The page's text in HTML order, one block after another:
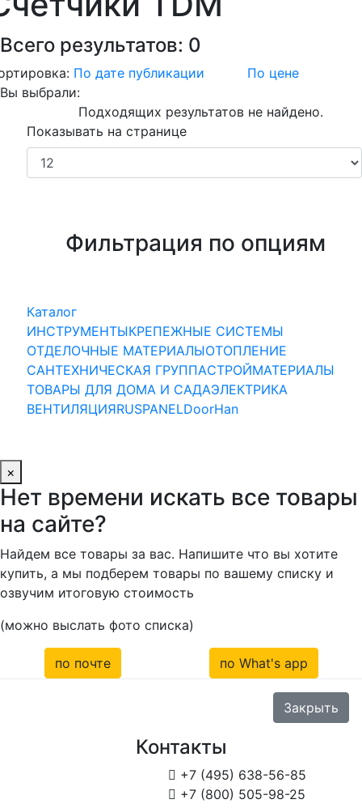
Всего результатов: 0
По дате публикации
По цене
Вы выбрали:
Подходящих результатов не найдено.
Показывать на странице
Фильтрация по опциям
Каталог
ИНСТРУМЕНТЫКРЕПЕЖНЫЕ СИСТЕМЫ
ОТДЕЛОЧНЫЕ МАТЕРИАЛЫОТОПЛЕНИЕ
САНТЕХНИЧЕСКАЯ ГРУППАСТРОЙМАТЕРИАЛЫ
ТОВАРЫ ДЛЯ ДОМА И САДАЭЛЕКТРИКА
ВЕНТИЛЯЦИЯRUSPANELDoorHan
×
Нет времени искать все товары
на сайте?
Найдем все товары за вас. Напишите что вы хотите
купить, а мы подберем товары по вашему списку и
озвучим итоговую стоимость
(можно выслать фото списка)
по почте по What's app
Закрыть
Контакты
 +7 (495) 638-56-85
 +7 (800) 505-98-25